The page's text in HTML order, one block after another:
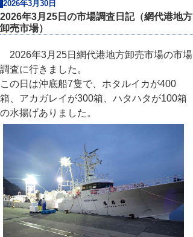
2026年3月30日
2026年3月25日の市場調査日記（網代港地方
卸売市場）
2026年3月25日網代港地方卸売市場の市場
調査に行きました。
この日は沖底船7隻で、ホタルイカが400
箱、アカガレイが300箱、ハタハタが100箱
の水揚げありました。